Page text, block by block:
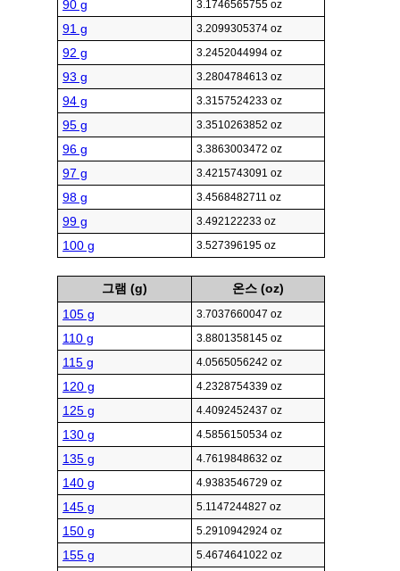
90 g 3.1746565755 oz
91 g 3.2099305374 oz
92 g 3.2452044994 oz
93 g 3.2804784613 oz
94 g 3.3157524233 oz
95 g 3.3510263852 oz
96 g 3.3863003472 oz
97 g 3.4215743091 oz
98 g 3.4568482711 oz
99 g 3.492122233 oz
100 g 3.527396195 oz
그램 (g)
온스 (oz)
105 g
3.7037660047 oz
110 g 3.8801358145 oz
115 g 4.0565056242 oz
120 g 4.2328754339 oz
125 g 4.4092452437 oz
130 g 4.5856150534 oz
135 g 4.7619848632 oz
140 g 4.9383546729 oz
145 g 5.1147244827 oz
150 g 5.2910942924 oz
155 g 5.4674641022 oz